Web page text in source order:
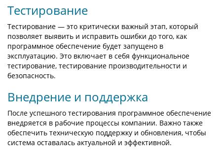
Тестирование
Тестирование — это критически важный этап, который
позволяет выявить и исправить ошибки до того, как
программное обеспечение будет запущено в
эксплуатацию. Это включает в себя функциональное
тестирование, тестирование производительности и
безопасность.
Внедрение и поддержка
После успешного тестирования программное обеспечение
внедряется в рабочие процессы компании. Важно также
обеспечить техническую поддержку и обновления, чтобы
система оставалась актуальной и эффективной.